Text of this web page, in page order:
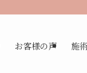
お客様の声 施